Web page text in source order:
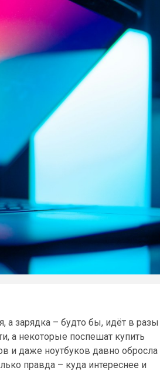
а зарядка – будто бы, идёт в разы
а некоторые поспешат купить
и даже ноутбуков давно обросла
правда – куда интереснее и